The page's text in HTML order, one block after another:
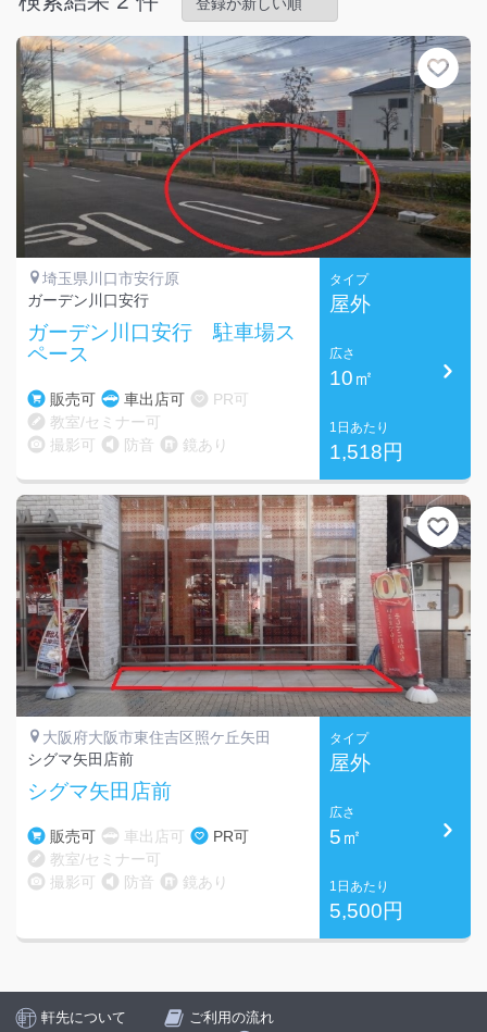
埼玉県川口市安行原
ガーデン川口安行
ガーデン川口安行 駐車場ス
ペース
販売可 車出店可
PR可
教室/セミナー可
撮影可
防音 鏡あり
タイプ
屋外
広さ
10㎡
1日あたり
1,518円
大阪府大阪市東住吉区照ケ丘矢田
シグマ矢田店前
シグマ矢田店前
販売可 車出店可
PR可
教室/セミナー可
撮影可
防音 鏡あり
タイプ
屋外
広さ
5㎡
1日あたり
5,500円
軒先について
ご利用の流れ